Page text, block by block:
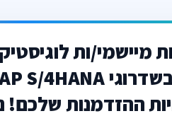
מיישמי/ות